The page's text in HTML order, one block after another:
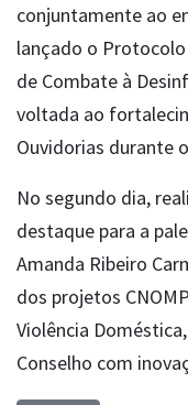
conjuntamente ao
lançado o Protocolo
de Combate à
voltada ao
Ouvidorias durante
No segundo dia,
destaque para a
Amanda Ribeiro
dos projetos
Violência
Conselho com